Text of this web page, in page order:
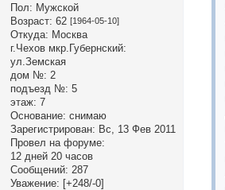
Пол: Мужской
Возраст: 62 [1964-05-10]
Откуда: Москва
г.Чехов мкр.Губернский:
ул.Земская
дом №: 2
подъезд №: 5
этаж: 7
Основание: снимаю
Зарегистрирован: Вс, 13 Фев 2011
Провел на форуме:
12 дней 20 часов
Сообщений: 287
Уважение: [+248/-0]